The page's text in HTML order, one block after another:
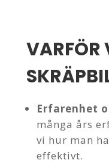
VARFÖR
Erfarenhet
många års
vi hur man
effektivt.